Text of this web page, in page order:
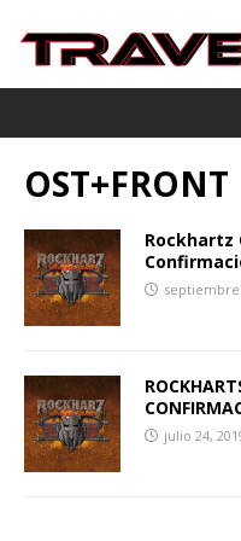
OST+FRONT
Rockhartz
septiembre
julio 24,